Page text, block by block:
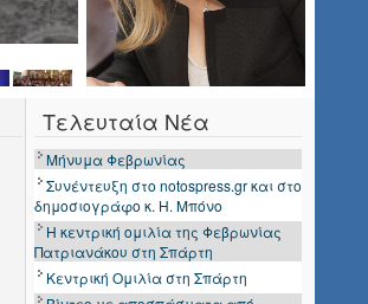
Τελευταία Νέα
Μήνυμα Φεβρωνίας
Συνέντευξη στο notospress.gr και στο
δημοσιογράφο κ. Η. Μπόνο
Η κεντρική ομιλία της Φεβρωνίας
Πατριανάκου στη Σπάρτη
Κεντρική Ομιλία στη Σπάρτη